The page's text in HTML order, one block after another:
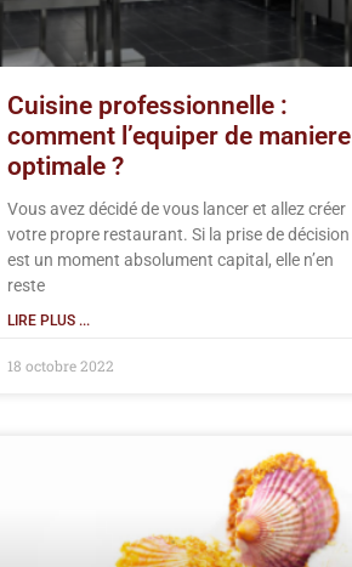
Cuisine professionnelle :
comment l’equiper de maniere
optimale ?
Vous avez décidé de vous lancer et allez créer
votre propre restaurant. Si la prise de décision
est un moment absolument capital, elle n’en
reste
LIRE PLUS ...
18 octobre 2022